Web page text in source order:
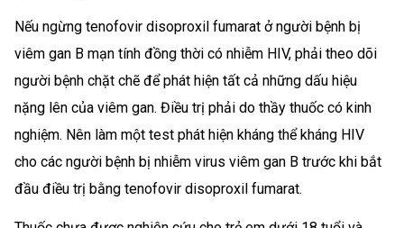
Nếu ngừng tenofovir disoproxil fumarat ở người bệnh bị
viêm gan B mạn tính đồng thời có nhiễm HIV, phải theo dõi
người bệnh chặt chẽ để phát hiện tất cả những dấu hiệu
nặng lên của viêm gan. Điều trị phải do thầy thuốc có kinh
nghiệm. Nên làm một test phát hiện kháng thể kháng HIV
cho các người bệnh bị nhiễm virus viêm gan B trước khi bắt
đầu điều trị bằng tenofovir disoproxil fumarat.